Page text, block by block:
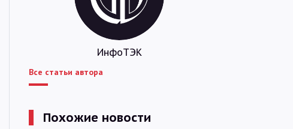
ИнфоТЭК
Все статьи автора
Похожие новости